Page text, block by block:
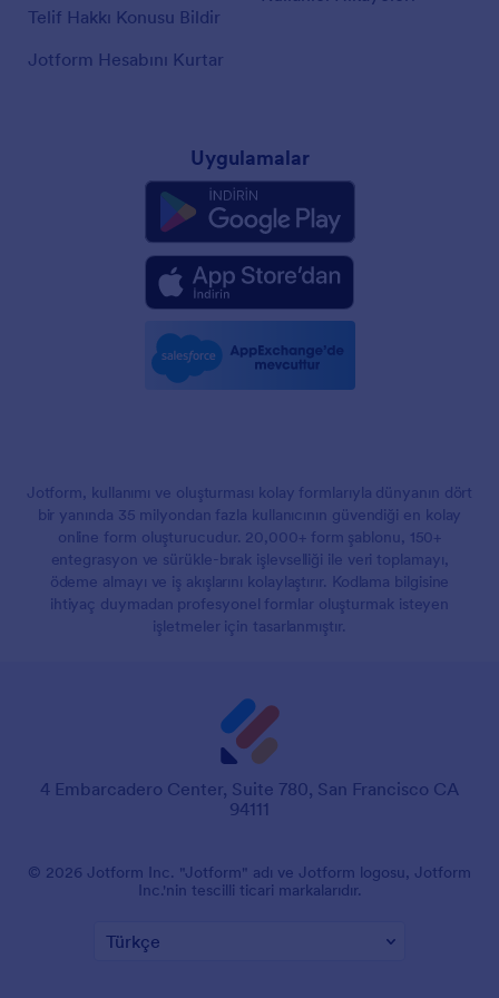
Telif Hakkı Konusu Bildir
Jotform Hesabını Kurtar
Uygulamalar
Jotform, kullanımı ve oluşturması kolay formlarıyla dünyanın dört
bir yanında 35 milyondan fazla kullanıcının güvendiği en kolay
online form oluşturucudur. 20,000+ form şablonu, 150+
entegrasyon ve sürükle-bırak işlevselliği ile veri toplamayı,
ödeme almayı ve iş akışlarını kolaylaştırır. Kodlama bilgisine
ihtiyaç duymadan profesyonel formlar oluşturmak isteyen
işletmeler için tasarlanmıştır.
4 Embarcadero Center, Suite 780, San Francisco CA
94111
© 2026 Jotform Inc. "Jotform" adı ve Jotform logosu, Jotform
Inc.'nin tescilli ticari markalarıdır.